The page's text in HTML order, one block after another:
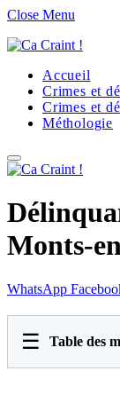
Close Menu
Accueil
Crimes et
Crimes et
Méthologie
Monts-
WhatsApp
☰ Table des